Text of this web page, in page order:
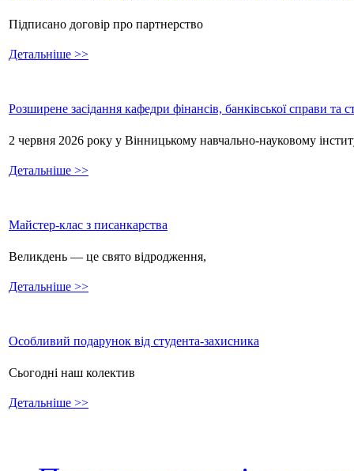
Підписано договір про партнерство
Детальніше >>
Розширене засідання кафедри фінансів, банківської справи та
2 червня 2026 року у Вінницькому навчально-науковому
Детальніше >>
Майстер-клас з писанкарства
Великдень — це свято відродження,
Детальніше >>
Особливий подарунок від студента-захисника
Сьогодні наш колектив
Детальніше >>